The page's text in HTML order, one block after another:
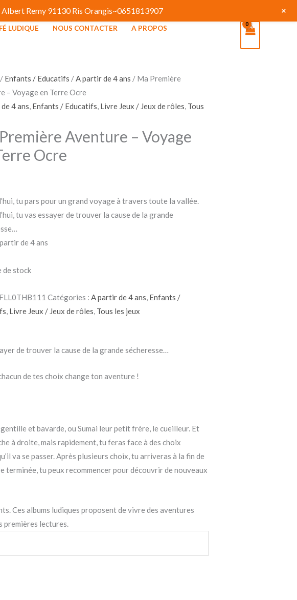
LUDIQUE NOUS CONTACTER
A PROPOS
/ Enfants / Educatifs /A partir de 4 ans / Ma Première
– Voyage en Terre Ocre
4 ans, Enfants / Educatifs, Livre Jeux / Jeux de rôles, Tous
Aventure – Voyage
Ocre
tu pars pour un grand voyage à travers toute la vallée.
tu vas essayer de trouver la cause de la grande
de 4 ans
de stock
Catégories : A partir de 4 ans, Enfants /
, Livre Jeux / Jeux de rôles, Tous les jeux
de trouver la cause de la grande sécheresse…
de tes choix change ton aventure !
et bavarde, ou Sumai leur petit frère, le cueilleur. Et
à droite, mais rapidement, tu feras face à des choix
va se passer. Après plusieurs choix, tu arriveras à la fin de
tu peux recommencer pour découvrir de nouveaux
Ces albums ludiques proposent de vivre des aventures
premières lectures.
Remy 91130 Ris Orangis~0651813907 +